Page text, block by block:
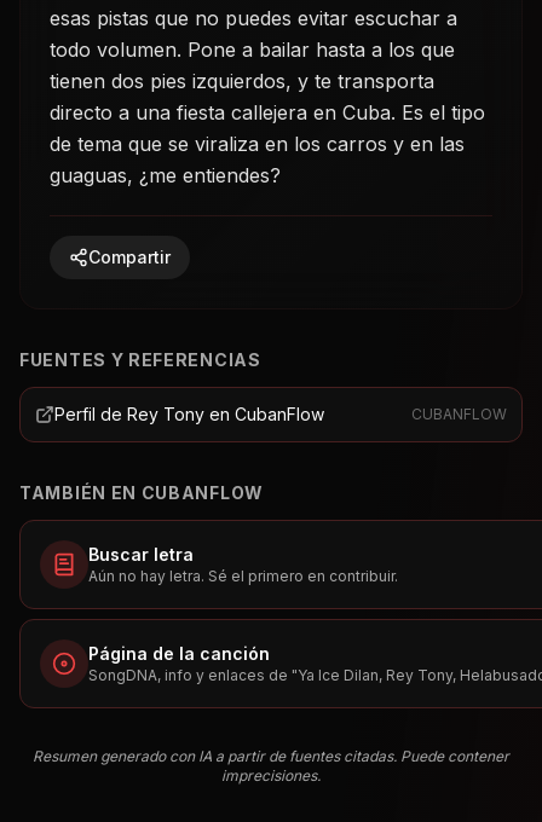
esas pistas que no puedes evitar escuchar a
todo volumen. Pone a bailar hasta a los que
tienen dos pies izquierdos, y te transporta
directo a una fiesta callejera en Cuba. Es el tipo
de tema que se viraliza en los carros y en las
guaguas, ¿me entiendes?
Compartir
FUENTES Y REFERENCIAS
Perfil de Rey Tony en CubanFlow CUBANFLOW
TAMBIÉN EN CUBANFLOW
Buscar letra
Aún no hay letra. Sé el primero en contribuir.
Página de la canción
SongDNA, info y enlaces de "Ya Ice Dilan, Rey Tony,
Resumen generado con IA a partir de fuentes citadas. Puede contener
imprecisiones.